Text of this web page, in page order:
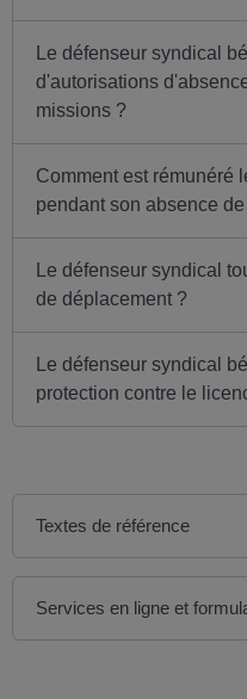
Le défenseur syndical
d'autorisations
missions ?
Comment est rémunéré
pendant son absence
Le défenseur syndical
de déplacement ?
Le défenseur syndical
protection contre le
Textes de référence
Services en ligne et